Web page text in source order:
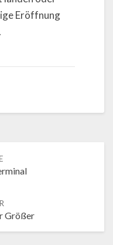
Eröffnung
Größer